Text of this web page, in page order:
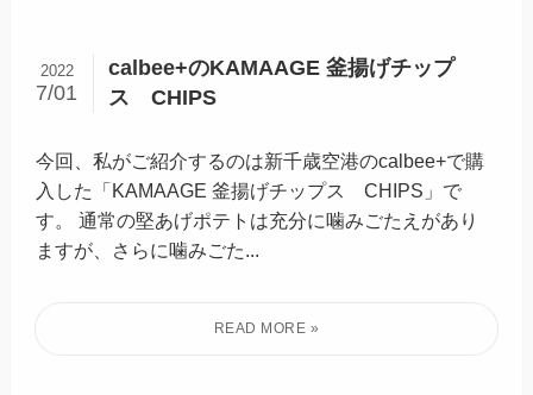
calbee+のKAMAAGE 釜揚げチップ
ス CHIPS
2022
7/01
今回、私がご紹介するのは新千歳空港のcalbee+で購
入した「KAMAAGE 釜揚げチップス CHIPS」で
す。 通常の堅あげポテトは充分に噛みごたえがあり
ますが、さらに噛みごた...